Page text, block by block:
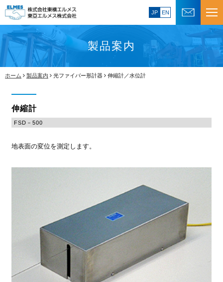
JP EN
製品案内
ホーム 製品案内 光ファイバー形計器 伸縮計／水位計
伸縮計
FSD－500
地表面の変位を測定します。